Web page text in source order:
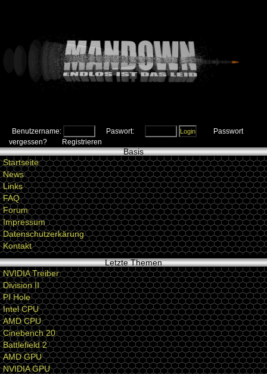
Benutzername: Paswort:
Passwort
vergessen?
Registrieren
Basis
Startseite
News
Links
FAQ
Forum
Impressum
Datenschutzerkärung
Kontakt
Letzte Themen
NVIDIA Treiber
Division II
PI Hole
Intel CPU
AMD CPU
Cinebench 20
Battlefield 2
AMD GPU
NVIDIA GPU